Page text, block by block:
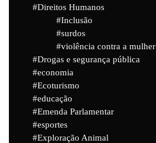
Direitos Humanos
Inclusão
surdos
violência contra a mulher
Drogas e segurança pública
economia
Ecoturismo
educação
Emenda Parlamentar
esportes
Exploração Animal